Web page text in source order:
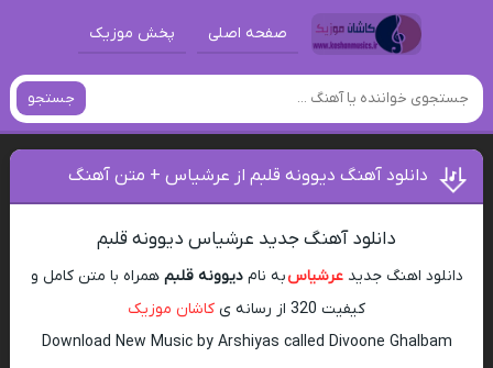
صفحه اصلی پخش موزیک
جستجو
دانلود آهنگ دیوونه قلبم از عرشیاس + متن آهنگ
دانلود آهنگ جدید عرشیاس دیوونه قلبم
دانلود اهنگ جدیدعرشیاسبه نامدیوونه قلبم همراه با متن کامل و
کیفیت 320 از رسانه ی
کاشان موزیک
Download New Music by Arshiyas called Divoone Ghalbam